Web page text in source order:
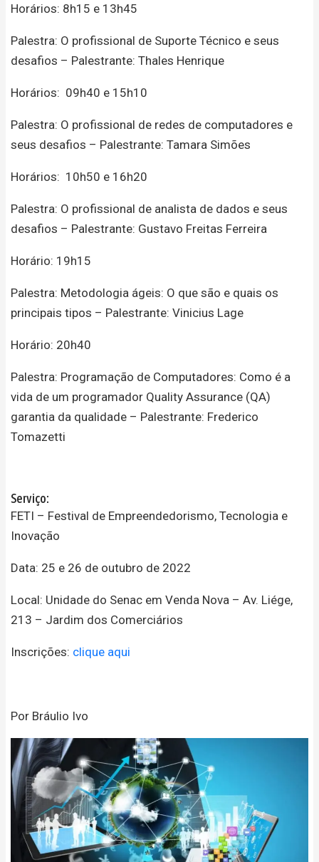
Horários: 8h15 e 13h45
Palestra: O profissional de Suporte Técnico e seus
desafios – Palestrante: Thales Henrique
Horários: 09h40 e 15h10
Palestra: O profissional de redes de computadores e
seus desafios – Palestrante: Tamara Simões
Horários: 10h50 e 16h20
Palestra: O profissional de analista de dados e seus
desafios – Palestrante: Gustavo Freitas Ferreira
Horário: 19h15
Palestra: Metodologia ágeis: O que são e quais os
principais tipos – Palestrante: Vinicius Lage
Horário: 20h40
Palestra: Programação de Computadores: Como é a
vida de um programador Quality Assurance (QA)
garantia da qualidade – Palestrante: Frederico
Tomazetti
Serviço:
FETI – Festival de Empreendedorismo, Tecnologia e
Inovação
Data: 25 e 26 de outubro de 2022
Local: Unidade do Senac em Venda Nova – Av. Liége,
213 – Jardim dos Comerciários
Inscrições: clique aqui
Por Bráulio Ivo